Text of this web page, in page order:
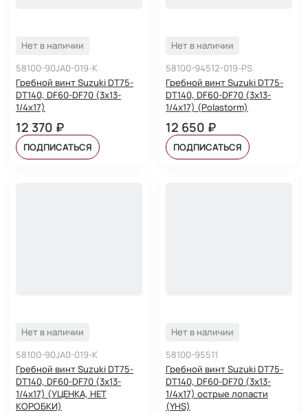
Нет в наличии
58100-90JA0-019-K
Гребной винт Suzuki DT75-
DT140, DF60-DF70 (3x13-
1/4x17)
12 370 ₽
ПОДПИСАТЬСЯ
Нет в наличии
58100-94512-019-PS
Гребной винт Suzuki DT75-
DT140, DF60-DF70 (3x13-
1/4x17) (Polastorm)
12 650 ₽
ПОДПИСАТЬСЯ
Нет в наличии
58100-90JA0-019-K
Гребной винт Suzuki DT75-
DT140, DF60-DF70 (3x13-
1/4x17) (УЦЕНКА, НЕТ
КОРОБКИ)
Нет в наличии
58100-95511
Гребной винт Suzuki DT75-
DT140, DF60-DF70 (3x13-
1/4x17) острые лопасти
(YHS)